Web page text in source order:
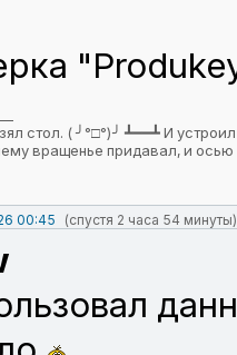
стол. ( ╯°□°)╯ ┻━━┻ И
вращенье придавал, и осью
00:45 (спустя 2 часа 54 минуты)